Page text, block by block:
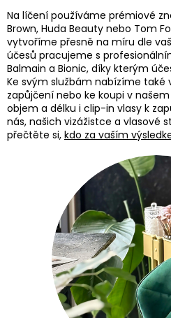
Na líčení používáme prémiové
Brown, Huda Beauty nebo Tom
vytvoříme přesně na míru dle
účesů pracujeme s
Balmain a Bionic, díky kterým
Ke svým službám nabízíme také
zapůjčení nebo ke koupi v našem
objem a délku i clip-in vlasy k
nás, našich vizážistce a vlasové
přečtěte si, kdo za vaším